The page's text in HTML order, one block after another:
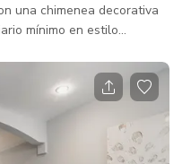
una chimenea decorativa
mínimo en estilo
También funciona como
fácilmente para
de 12 pies son
de galería, sesión de